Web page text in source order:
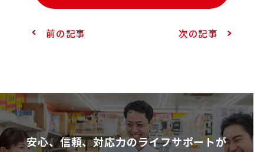
前の記事 次の記事
安⼼、信頼、対応⼒のライフサポートが